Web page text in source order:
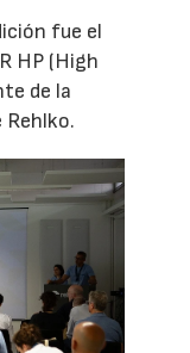
fue el
HP (High
de la